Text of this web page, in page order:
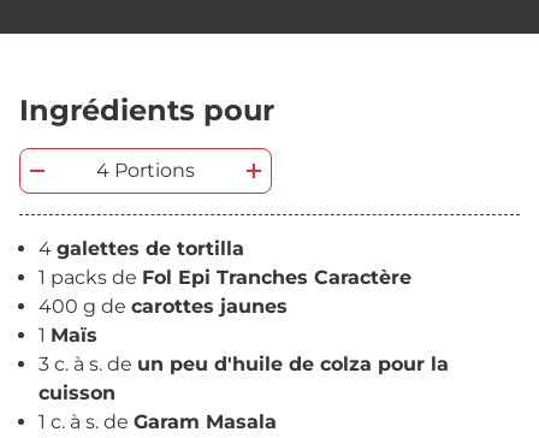
Ingrédients pour
4 Portions
4 galettes de tortilla
1 packs de Fol Epi Tranches Caractère
400 g de carottes jaunes
1 Maïs
3 c. à s. de un peu d'huile de colza pour la
cuisson
1 c. à s. de Garam Masala